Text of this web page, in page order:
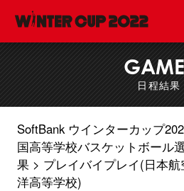
日程結果
SoftBank ウインターカップ
国高等学校バスケットボール
果
プレイバイプレイ(日本
洋高等学校)